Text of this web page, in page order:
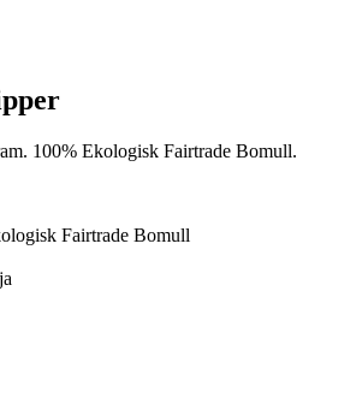
100% Ekologisk Fairtrade Bomull.
Fairtrade Bomull